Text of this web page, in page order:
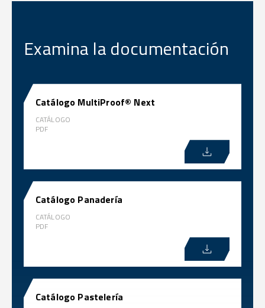
Examina la documentación
Catálogo MultiProof® Next
CATÁLOGO
PDF
Catálogo Panadería
CATÁLOGO
PDF
Catálogo Pastelería